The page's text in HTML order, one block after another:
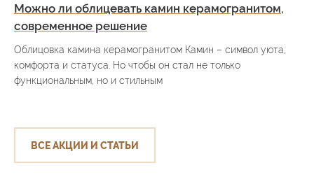
Можно ли облицевать камин керамогранитом,
современное решение
Облицовка камина керамогранитом Камин – символ уюта,
комфорта и статуса. Но чтобы он стал не только
функциональным, но и стильным
ВСЕ АКЦИИ И СТАТЬИ